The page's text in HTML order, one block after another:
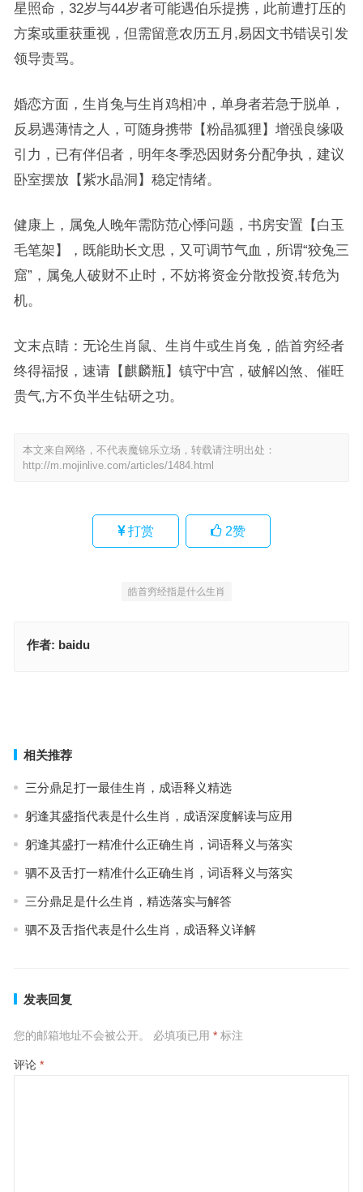
星照命，32岁与44岁者可能遇伯乐提携，此前遭打压的
方案或重获重视，但需留意农历五月,易因文书错误引发
领导责骂。
婚恋方面，生肖兔与生肖鸡相冲，单身者若急于脱单，
反易遇薄情之人，可随身携带【粉晶狐狸】增强良缘吸
引力，已有伴侣者，明年冬季恐因财务分配争执，建议
卧室摆放【紫水晶洞】稳定情绪。
健康上，属兔人晚年需防范心悸问题，书房安置【白玉
毛笔架】，既能助长文思，又可调节气血，所谓“狡兔三
窟”，属兔人破财不止时，不妨将资金分散投资,转危为
机。
文末点睛：无论生肖鼠、生肖牛或生肖兔，皓首穷经者
终得福报，速请【麒麟瓶】镇守中宫，破解凶煞、催旺
贵气,方不负半生钻研之功。
本文来自网络，不代表魔锦乐立场，转载请注明出处：
http://m.mojinlive.com/articles/1484.html
打赏 2赞
皓首穷经指是什么生肖
作者: baidu
相关推荐
三分鼎足打一最佳生肖，成语释义精选
躬逢其盛指代表是什么生肖，成语深度解读与应用
躬逢其盛打一精准什么正确生肖，词语释义与落实
驷不及舌打一精准什么正确生肖，词语释义与落实
三分鼎足是什么生肖，精选落实与解答
驷不及舌指代表是什么生肖，成语释义详解
发表回复
您的邮箱地址不会被公开。 必填项已用 *标注
评论 *